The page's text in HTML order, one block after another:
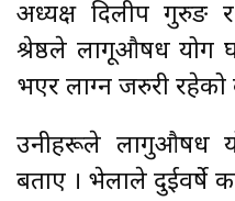
अध्यक्ष दिलीप गुरुङ र
श्रेष्ठले लागूऔषध
भएर लाग्न जरुरी रहेको
उनीहरूले लागुऔषध
बताए । भेलाले दुईवर्षे